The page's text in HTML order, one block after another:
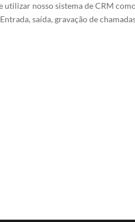
utilizar nosso sistema de CRM
saída, gravação de